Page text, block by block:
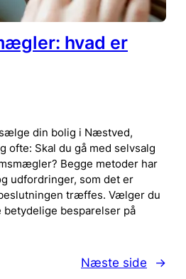
hvad er
din bolig i Næstved,
ofte: Skal du gå med selvsalg
Begge metoder har
udfordringer, som det er
træffes. Vælger du
besparelser på
Næste side →